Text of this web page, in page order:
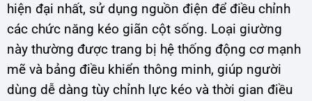
hiện đại nhất, sử dụng nguồn điện để điều chỉnh
các chức năng kéo giãn cột sống. Loại giường
này thường được trang bị hệ thống động cơ mạnh
mẽ và bảng điều khiển thông minh, giúp người
dùng dễ dàng tùy chỉnh lực kéo và thời gian điều